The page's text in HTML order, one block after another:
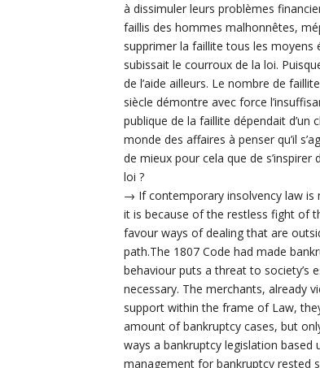
à dissimuler leurs problèmes
faillis des hommes malhonnêtes,
supprimer la faillite tous les
subissait le courroux de la loi.
de l’aide ailleurs. Le nombre de
siècle démontre avec force
publique de la faillite dépendait
monde des affaires à penser qu’il
de mieux pour cela que de s’inspirer
loi ?
→ If contemporary insolvency law is
it is because of the restless fight of
favour ways of dealing that are
path.The 1807 Code had made
behaviour puts a threat to society’s
necessary. The merchants, already
support within the frame of Law,
amount of bankruptcy cases, but
ways a bankruptcy legislation
management for bankruptcy rested